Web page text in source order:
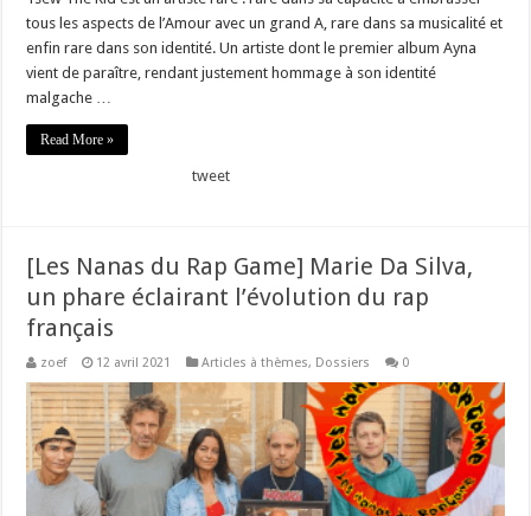
tous les aspects de l’Amour avec un grand A, rare dans sa musicalité et
enfin rare dans son identité. Un artiste dont le premier album Ayna
vient de paraître, rendant justement hommage à son identité
malgache …
Read More »
tweet
[Les Nanas du Rap Game] Marie Da Silva,
un phare éclairant l’évolution du rap
français
zoef 12 avril 2021 Articles à thèmes, Dossiers 0